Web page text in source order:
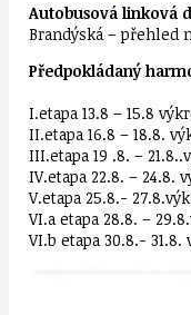
Autobusová linková
Brandýská – přehled
Předpokládaný
I.etapa 13.8 – 15.8
II.etapa 16.8 – 18.8.
III.etapa 19 .8. –
IV.etapa 22.8. – 24.8.
V.etapa 25.8.-
VI.a etapa 28.8. –
VI.b etapa 30.8.- 31.8.